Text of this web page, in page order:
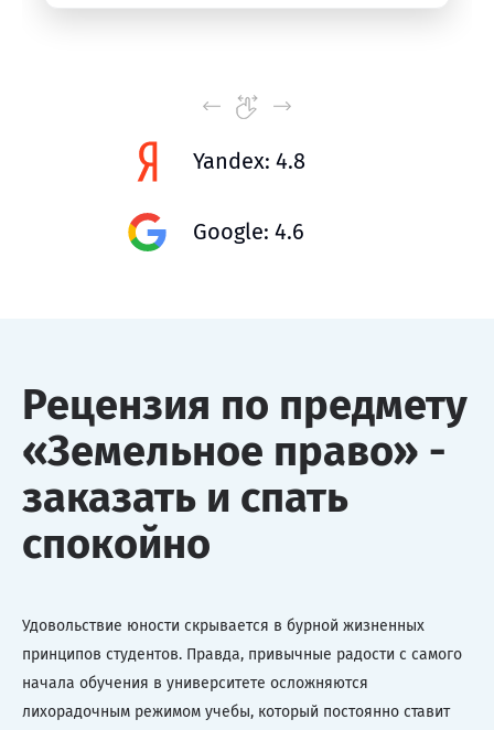
Yandex: 4.8
Google: 4.6
Рецензия по предмету
«Земельное право» -
заказать и спать
спокойно
Удовольствие юности скрывается в бурной жизненных
принципов студентов. Правда, привычные радости с самого
начала обучения в университете осложняются
лихорадочным режимом учебы, который постоянно ставит